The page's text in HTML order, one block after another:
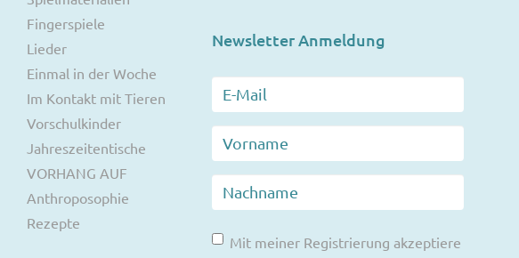
Fingerspiele
Lieder
Einmal in der Woche
Im Kontakt mit Tieren
Vorschulkinder
Jahreszeitentische
VORHANG AUF
Anthroposophie
Rezepte
Newsletter Anmeldung
Mit meiner Registrierung akzeptiere